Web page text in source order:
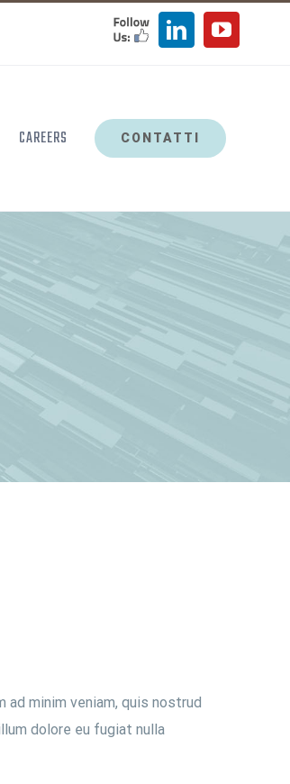
FOLLOW
US
LinkedIn
CAREERS CONTATTI
minim veniam, quis nostrud
dolore eu fugiat nulla